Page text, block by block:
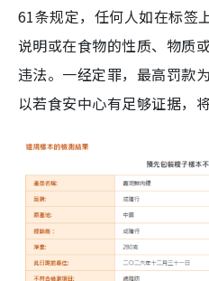
61条规定，任何人如在标签
说明或在食物的性质、物质
违法。一经定罪，最高罚款
以若食安中心有足够证据，